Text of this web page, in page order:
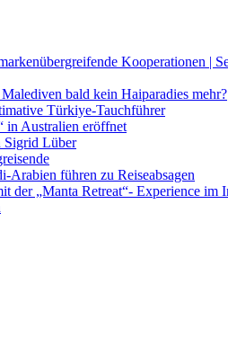
Kooperationen |
bald kein Haiparadies mehr?
Türkiye-Tauchführer
in Australien eröffnet
Sigrid Lüber
Arabien führen zu Reiseabsagen
der „Manta Retreat“- Experience im